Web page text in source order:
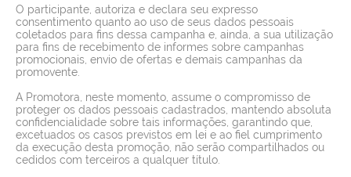
O participante, autoriza e declara seu expresso
consentimento quanto ao uso de seus dados pessoais
coletados para fins dessa campanha e, ainda, a sua utilização
para fins de recebimento de informes sobre campanhas
promocionais, envio de ofertas e demais campanhas da
promovente.
A Promotora, neste momento, assume o compromisso de
proteger os dados pessoais cadastrados, mantendo absoluta
confidencialidade sobre tais informações, garantindo que,
excetuados os casos previstos em lei e ao fiel cumprimento
da execução desta promoção, não serão compartilhados ou
cedidos com terceiros a qualquer título.